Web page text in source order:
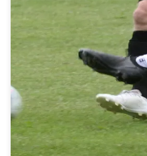
Folgende Spiele der H/N/
stattgefunden, bzw.
Dienstag, 12. Mai 2026
H/N/U – SC Niederhone II
genannt 18.30 Uhr in
Meißnerland 9:3 (3:2)Tore
u. Dominik Reif […]